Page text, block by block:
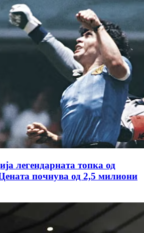
легендарната топка од
почнува од 2,5 милиони